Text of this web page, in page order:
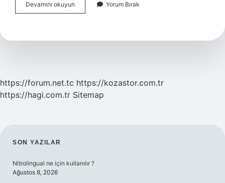
Devamını okuyun
Araştırmada
Mı
Yorum Bırak
https://forum.net.tc https://kozastor.com.tr
https://hagi.com.tr Sitemap
SIDEBAR
SON YAZILAR
Nitrolingual ne için kullanılır ?
Ağustos 8, 2026